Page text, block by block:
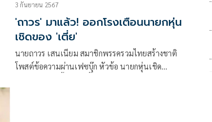
3 กันยายน 2567
'ถาวร' มาแล้ว! ออกโรงเตือนนายกหุ่น
เชิดของ 'เตี่ย'
นายถาวร เสนเนียม สมาชิกพรรครวมไทยสร้างชาติ
โพสต์ข้อความผ่านเฟซบุ๊ก หัวข้อ นายกหุ่นเชิด